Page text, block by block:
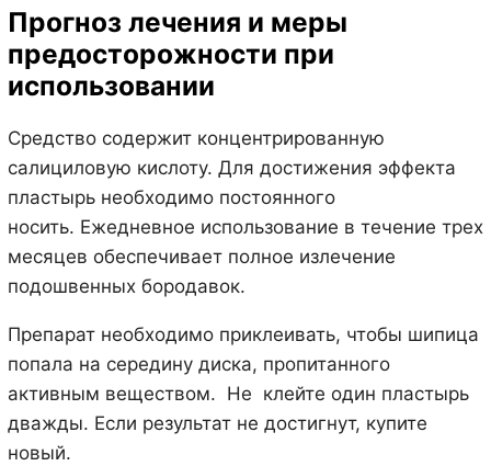
Прогноз лечения и меры
предосторожности при
использовании
Средство содержит концентрированную
салициловую кислоту. Для достижения эффекта
пластырь необходимо постоянного
носить. Ежедневное использование в течение трех
месяцев обеспечивает полное излечение
подошвенных бородавок.
Препарат необходимо приклеивать, чтобы шипица
попала на середину диска, пропитанного
активным веществом. Не клейте один пластырь
дважды. Если результат не достигнут, купите
новый.